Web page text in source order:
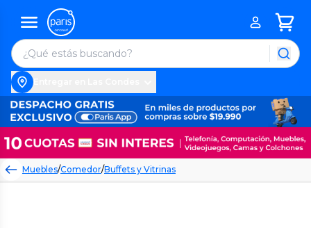
Muebles/Comedor/Buffets y Vitrinas